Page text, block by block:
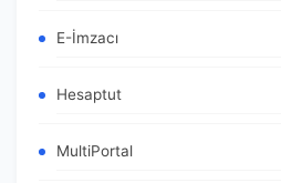
E-İmzacı
Hesaptut
MultiPortal